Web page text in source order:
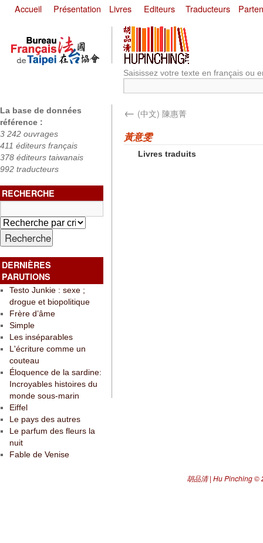
Accueil Présentation Livres Editeurs Traducteurs
Saisissez votre texte en français ou
La base de données
référence :
3 242 ouvrages
411 éditeurs français
378 éditeurs taiwanais
992 traducteurs
RECHERCHE
DERNIÈRES
PARUTIONS
Testo Junkie : sexe ;
drogue et biopolitique
Frère d’âme
Simple
Les inséparables
L'écriture comme un
couteau
Éloquence de la sardine:
Incroyables histoires du
monde sous-marin
Eiffel
Le pays des autres
Le parfum des fleurs la
nuit
Fable de Venise
← (中文) 陳惠菁
黃意雯
Livres traduits
胡品清 | Hu Pinching©